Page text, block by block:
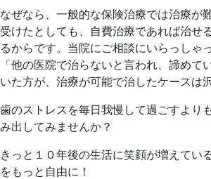
なぜなら、一般的な保険治療では治療が
受けたとしても、自費治療であれば治せ
るからです。当院にご相談にいらっしゃ
「他の医院で治らないと言われ、諦めて
いた方が、治療が可能で治したケースは
歯のストレスを毎日我慢して過ごすより
み出してみませんか？
きっと１０年後の生活に笑顔が増えてい
をもっと自由に！